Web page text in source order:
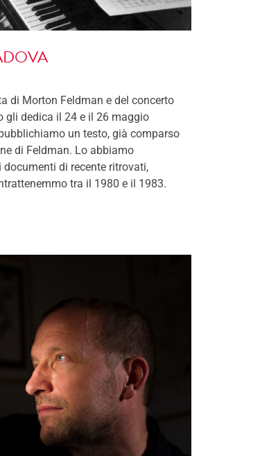
di Morton Feldman e del concerto
gli dedica il 24 e il 26 maggio
un testo, già comparso
di Feldman. Lo abbiamo
di recente ritrovati,
tra il 1980 e il 1983.